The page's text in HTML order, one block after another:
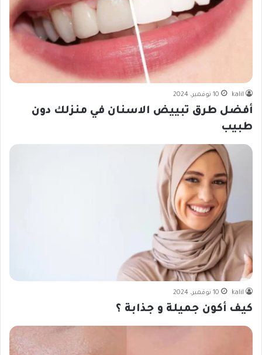
kalil 10 نوفمبر، 2024
أفضل طرق تبييض الاسنان في منزلك دون
طبيب
kalil 10 نوفمبر، 2024
كيف أكون جميلة و جذابة ؟